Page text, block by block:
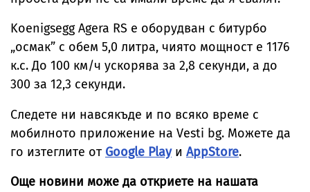
Koenigsegg Agera RS е оборудван с битурбо
„осмак” с обем 5,0 литра, чиято мощност е 1176
к.с. До 100 км/ч ускорява за 2,8 секунди, а до
300 за 12,3 секунди.
Следете ни навсякъде и по всяко време с
мобилното приложение на Vesti bg. Можете да
го изтеглите от Google Playи AppStore.
Още новини може да откриете на нашата